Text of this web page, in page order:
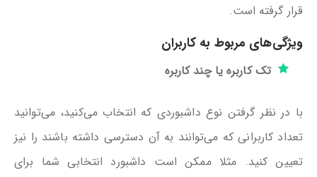
قرار گرفته است.
ویژگی‌های مربوط به کاربران
تک کاربره یا چند کاربره
با در نظر گرفتن نوع داشبوردی که انتخاب می‌کنید، می‌توانید
تعداد کاربرانی که می‌توانند به آن دسترسی داشته باشند را نیز
تعیین کنید. مثلا ممکن است داشبورد انتخابی شما برای